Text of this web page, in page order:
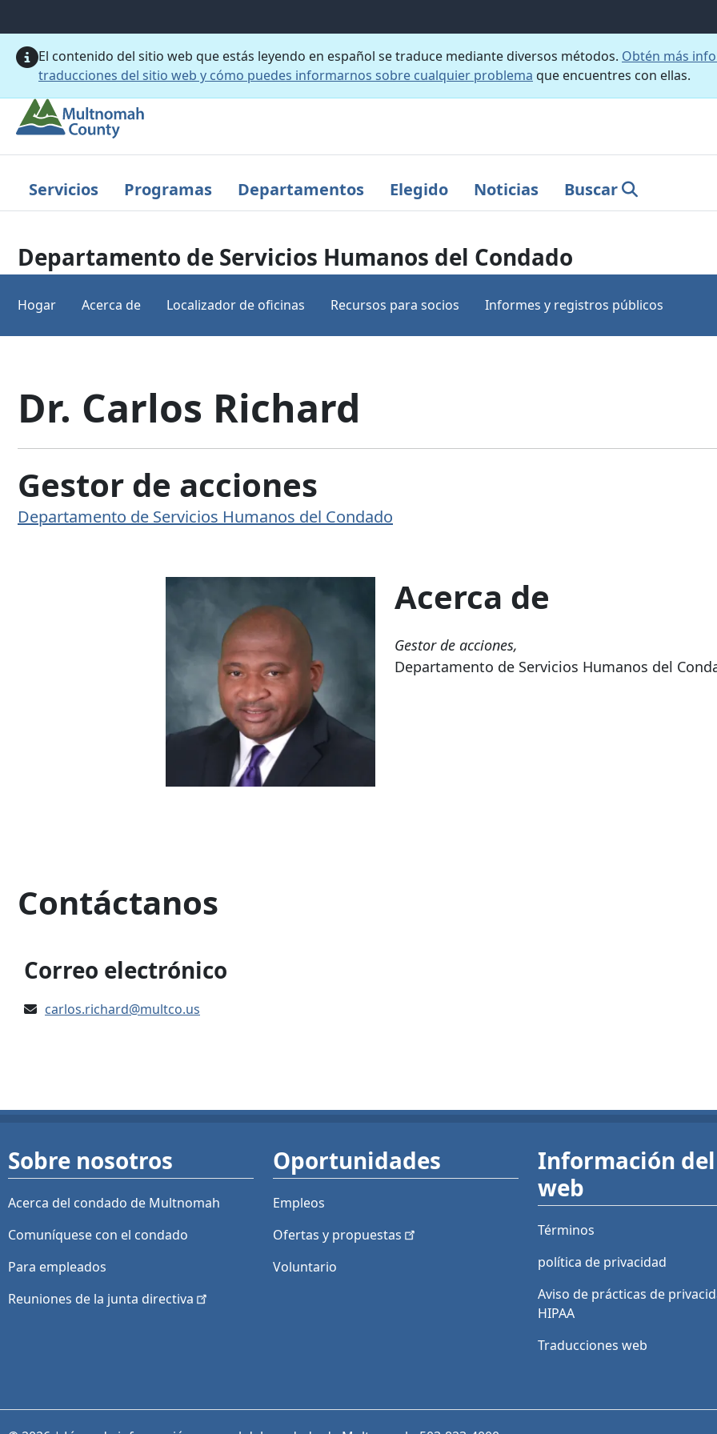
El contenido del sitio web que estás leyendo en español se traduce mediante diversos métodos. Obtén más
traducciones del sitio web y cómo puedes informarnos sobre cualquier problema que encuentres con ellas.
Servicios Programas Departamentos Elegido Noticias Buscar
Departamento de Servicios Humanos del Condado
Hogar Acerca de Localizador de oficinas Recursos para socios Informes y registros públicos
Dr. Carlos Richard
Gestor de acciones
Departamento de Servicios Humanos del Condado
Acerca de
Gestor de acciones,
Departamento de Servicios Humanos del
Contáctanos
Correo electrónico
carlos.richard@multco.us
Sobre nosotros
Acerca del condado de Multnomah
Comuníquese con el condado
Para empleados
Reuniones de la junta directiva
Oportunidades
Empleos
Ofertas y propuestas
Voluntario
Información
web
Términos
política de privacidad
Aviso de prácticas de
HIPAA
Traducciones web